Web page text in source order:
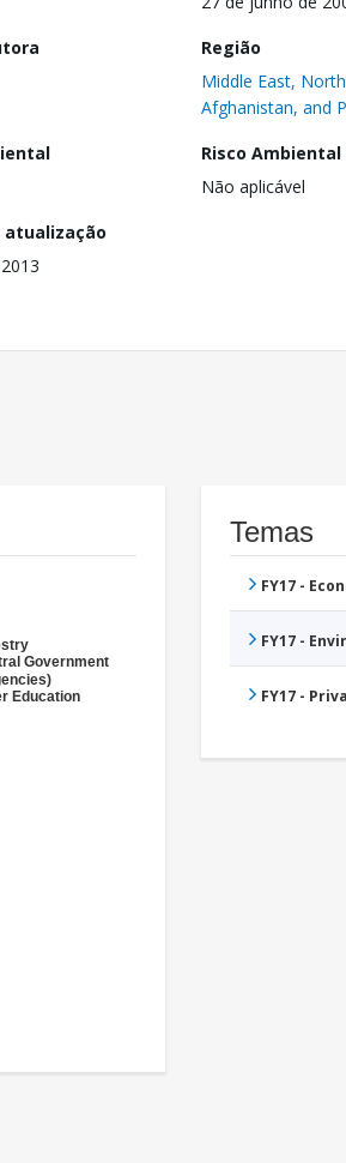
Região
Middle East,
Afghanistan, and
Risco Ambiental
Não aplicável
Government
Education
Temas
FY17 -
FY17 -
FY17 -